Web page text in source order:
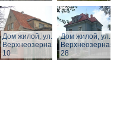
Дом жилой, ул.
Верхнеозерная,
10
Дом жилой, ул.
Верхнеозерная,
28